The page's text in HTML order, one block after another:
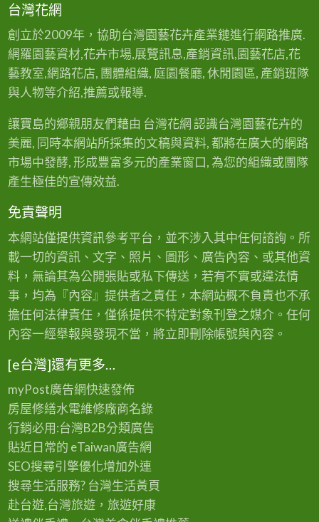
台灣花網
創立於2009年，協助台灣園藝花卉產業鏈進行網路推廣.
網羅園藝資材,花卉市場,展覽訊息,產銷資訊,園藝花店,花
藝教室,網路花店, 團體組織, 庭園餐廳, 休閒園區, 產銷班隊
與人物等介紹,推薦或報導.
讓寶島的鄉親朋友們藉由 台灣花網 認識台灣園藝花卉的
美麗, 同時本網站所採集的文稿與資料, 都將在廣大的網路
市場中發酵, 形成豐富多元的產業窗口, 為您的組織或團隊
產生極佳的宣傳效益.
免責聲明
本網站僅提供資訊參考平台，並不涉入其中任何諮詢。所
載一切的資訊、文字、照片、圖形、廣告內容、或其他資
料，無論其為公開張貼或私下傳送，若有不實或違法情
事，均為『內容』提供者之責任，本網站概不負責也不承
擔任何法律責任，僅係提供不特定對象刊登之媒介。任何
內容一經舉報與發現不當，將立即刪除帳號與內容。
[e台灣]還有更多…
myPost廣告網快速發佈
房屋修繕水電維修廠商名錄
行銷必用:台灣B2B分類廣告
貼近日常的 eTaiwan廣告網
SEO搜尋引擎優化增加外連
搜尋生活服務? 台灣生活黃頁
赴台遊,台灣旅遊，旅遊好康